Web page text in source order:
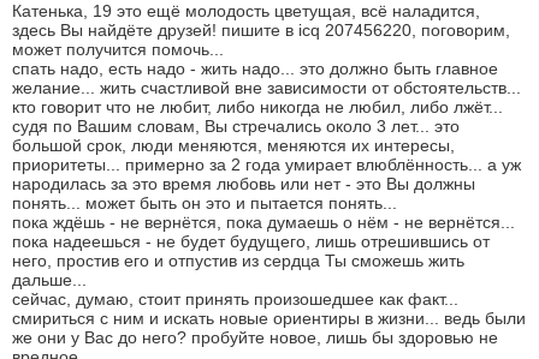
Катенька, 19 это ещё молодость цветущая, всё наладится,
здесь Вы найдёте друзей! пишите в icq 207456220, поговорим,
может получится помочь...
спать надо, есть надо - жить надо... это должно быть главное
желание... жить счастливой вне зависимости от обстоятельств...
кто говорит что не любит, либо никогда не любил, либо лжёт...
судя по Вашим словам, Вы стречались около 3 лет... это
большой срок, люди меняются, меняются их интересы,
приоритеты... примерно за 2 года умирает влюблённость... а уж
народилась за это время любовь или нет - это Вы должны
понять... может быть он это и пытается понять...
пока ждёшь - не вернётся, пока думаешь о нём - не вернётся...
пока надеешься - не будет будущего, лишь отрешившись от
него, простив его и отпустив из сердца Ты сможешь жить
дальше...
сейчас, думаю, стоит принять произошедшее как факт...
смириться с ним и искать новые ориентиры в жизни... ведь были
же они у Вас до него? пробуйте новое, лишь бы здоровью не